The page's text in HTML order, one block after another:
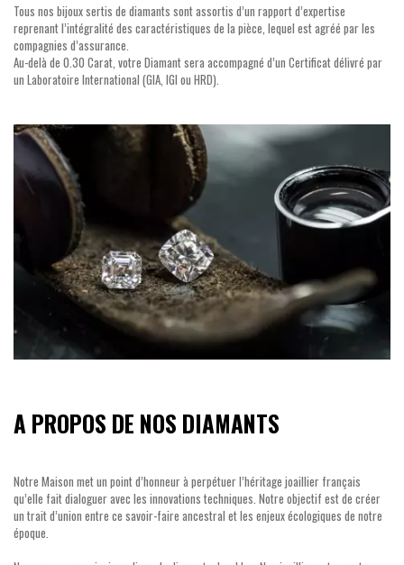
Tous nos bijoux sertis de diamants sont assortis d’un rapport d’expertise
reprenant l’intégralité des caractéristiques de la pièce, lequel est agréé par les
compagnies d’assurance.
Au-delà de 0.30 Carat, votre Diamant sera accompagné d’un Certificat délivré par
un Laboratoire International (GIA, IGI ou HRD).
A PROPOS DE NOS DIAMANTS
Notre Maison met un point d’honneur à perpétuer l’héritage joaillier français
qu’elle fait dialoguer avec les innovations techniques. Notre objectif est de créer
un trait d’union entre ce savoir-faire ancestral et les enjeux écologiques de notre
époque.